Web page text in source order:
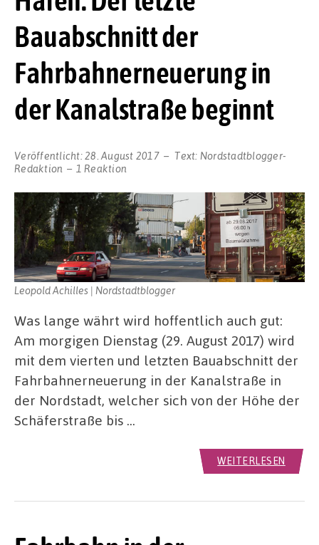
Bauabschnitt der
Fahrbahnerneuerung in
der Kanalstraße beginnt
Veröffentlicht:28. August 2017 Text: Nordstadtblogger-
Redaktion
1 Reaktion
Leopold Achilles | Nordstadtblogger
Was lange währt wird hoffentlich auch gut:
Am morgigen Dienstag (29. August 2017) wird
mit dem vierten und letzten Bauabschnitt der
Fahrbahnerneuerung in der Kanalstraße in
der Nordstadt, welcher sich von der Höhe der
Schäferstraße bis …
WEITERLESEN